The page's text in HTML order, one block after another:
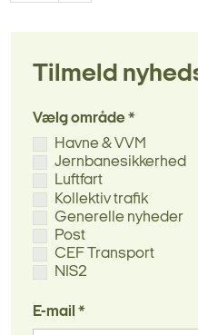
Tilmeld
Vælg område *
Havne & VVM
Jernbanesikkerhed
Luftfart
Kollektiv trafik
Generelle nyheder
Post
CEF Transport
NIS2
E-mail *